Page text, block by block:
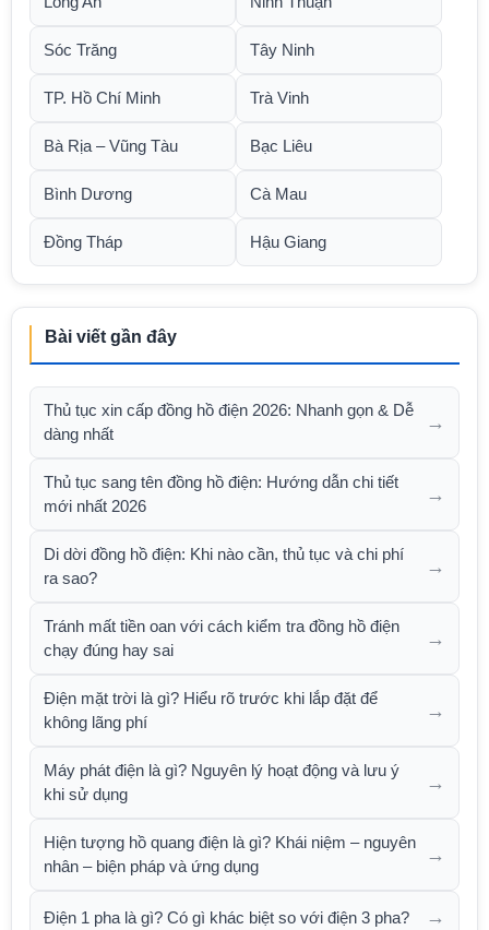
Sóc Trăng Tây Ninh
TP. Hồ Chí Minh Trà Vinh
Bà Rịa – Vũng Tàu Bạc Liêu
Bình Dương Cà Mau
Đồng Tháp Hậu Giang
Bài viết gần đây
Thủ tục xin cấp đồng hồ điện 2026: Nhanh gọn & Dễ
dàng nhất
→
Thủ tục sang tên đồng hồ điện: Hướng dẫn chi tiết
mới nhất 2026
→
Di dời đồng hồ điện: Khi nào cần, thủ tục và chi phí
ra sao?
→
Tránh mất tiền oan với cách kiểm tra đồng hồ điện
chạy đúng hay sai
→
Điện mặt trời là gì? Hiểu rõ trước khi lắp đặt để
không lãng phí
→
Máy phát điện là gì? Nguyên lý hoạt động và lưu ý
khi sử dụng
→
Hiện tượng hồ quang điện là gì? Khái niệm – nguyên
nhân – biện pháp và ứng dụng
→
Điện 1 pha là gì? Có gì khác biệt so với điện 3 pha? →